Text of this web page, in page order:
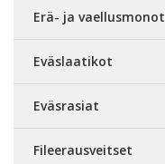
Erä- ja vaellusmonot
Eväslaatikot
Eväsrasiat
Fileerausveitset